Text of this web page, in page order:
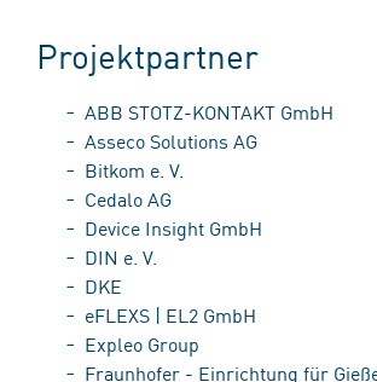
Projektpartner
ABB STOTZ-KONTAKT GmbH
Asseco Solutions AG
Bitkom e. V.
Cedalo AG
Device Insight GmbH
DIN e. V.
DKE
eFLEXS | EL2 GmbH
Expleo Group
Fraunhofer - Einrichtung für